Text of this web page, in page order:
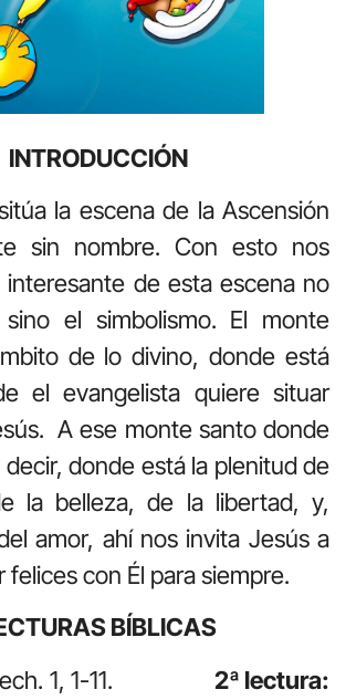
INTRODUCCIÓN
la escena de la Ascensión
sin nombre. Con esto nos
interesante de esta escena no
el simbolismo. El monte
de lo divino, donde está
el evangelista quiere situar
A ese monte santo donde
donde está la plenitud de
la belleza, de la libertad, y,
amor, ahí nos invita Jesús a
felices con Él para siempre.
BÍBLICAS
1, 1-11. 2ª lectura: